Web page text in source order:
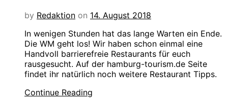
by Redaktion on 14. August 2018
In wenigen Stunden hat das lange Warten ein Ende.
Die WM geht los! Wir haben schon einmal eine
Handvoll barrierefreie Restaurants für euch
rausgesucht. Auf der hamburg-tourism.de Seite
findet ihr natürlich noch weitere Restaurant Tipps.
Continue Reading